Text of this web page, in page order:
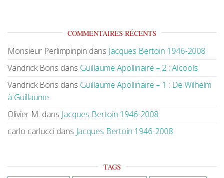
COMMENTAIRES RÉCENTS
Monsieur Perlimpinpin dans Jacques Bertoin 1946-2008
Vandrick Boris dans Guillaume Apollinaire – 2 : Alcools
Vandrick Boris dans Guillaume Apollinaire – 1 : De Wilhelm
à Guillaume
Olivier M. dans Jacques Bertoin 1946-2008
carlo carlucci dans Jacques Bertoin 1946-2008
TAGS